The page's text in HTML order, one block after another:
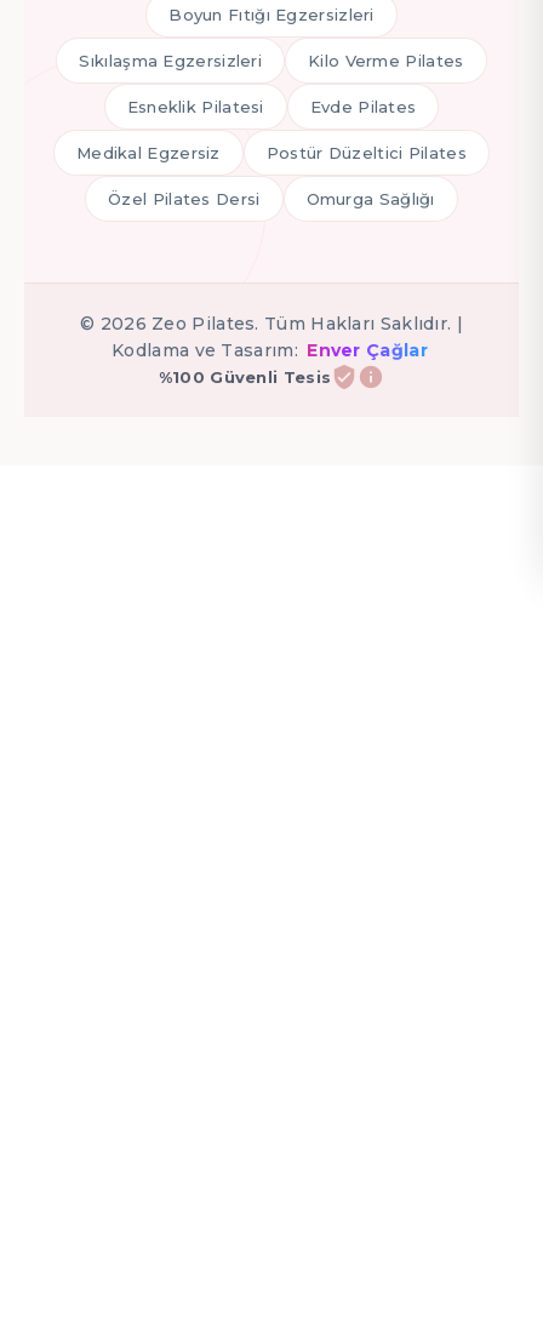
Boyun Fıtığı Egzersizleri
Sıkılaşma Egzersizleri Kilo Verme Pilates
Esneklik Pilatesi Evde Pilates
Medikal Egzersiz Postür Düzeltici Pilates
Özel Pilates Dersi Omurga Sağlığı
© 2026 Zeo Pilates. Tüm Hakları Saklıdır. |
Kodlama ve Tasarım: Enver Çağlar
%100 Güvenli Tesis